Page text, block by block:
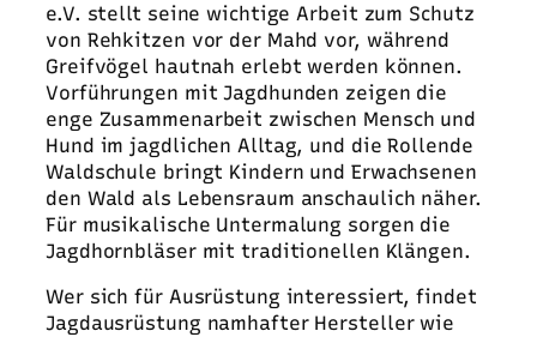
e.V. stellt seine wichtige Arbeit zum Schutz
von Rehkitzen vor der Mahd vor, während
Greifvögel hautnah erlebt werden können.
Vorführungen mit Jagdhunden zeigen die
enge Zusammenarbeit zwischen Mensch und
Hund im jagdlichen Alltag, und die Rollende
Waldschule bringt Kindern und Erwachsenen
den Wald als Lebensraum anschaulich näher.
Für musikalische Untermalung sorgen die
Jagdhornbläser mit traditionellen Klängen.
Wer sich für Ausrüstung interessiert, findet
Jagdausrüstung namhafter Hersteller wie